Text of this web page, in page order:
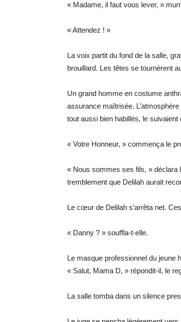
« Madame, il faut vous lever, »
« Attendez ! »
La voix partit du fond de la salle,
brouillard. Les têtes se tournèrent
Un grand homme en costume
assurance maîtrisée.
tout aussi bien habillés, le
« Votre Honneur, » commença le
« Nous sommes ses fils, » déclara
tremblement que Delilah aurait
Le cœur de Delilah s’arrêta net.
« Danny ? » souffla-t-elle.
Le masque professionnel du jeune
« Salut, Mama D, » répondit-il, le
La salle tomba dans un silence